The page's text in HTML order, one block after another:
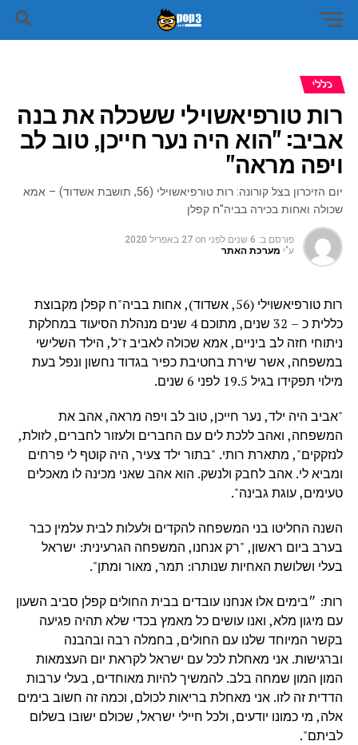
כללי
רות טורפיאשוילי ששכלה את בנה
אביב: "הוא היה נער חייכן, טוב לב
ויפה מראה"
יום הזיכרון בצל קורונה: רות טורפיאשוילי (56, תושבת אשדוד) – אמא
שכולה ואחות בכירה בביה"ח קפלן
פורסם ב: 6 שנים לפני on 27 באפריל 2020
ע"י מערכת האתר
רות טורפיאשוילי (56, אשדוד), אחות בביה"ח קפלן מקבוצת
כללית כ – 32 שנים, מתוכם 4 שנים מנהלת הסיעוד במחלקת
ניתוחי חזה לב ביניים, אמא שכולה לאביב ז"ל, הילד השלישי
במשפחה, אשר שירת בחטיבת כפיר בגדוד נחשון ונפל בעת
מילוי תפקידו בגיל 19.5 לפני 6 שנים.
"אביב היה ילד, נער חייכן, טוב לב ויפה מראה, אהב את
המשפחה, ואהב ללכת לים עם החברים ולעזור לחברים, לזולת,
לנזקקים", מתארת רותי. "בתור ילד צעיר, היה קוטף לי פרחים
ומביא לי. אהב לחבק ולנשק. הוא אהב שאני מכינה לו מאכלים
טעימים, עוגת גבינה".
השנה החליטו בני המשפחה להקדים ולעלות לבית עלמין כבר
בערב ביום ראשון, "רק אנחנו, המשפחה הגרעינית: ישראל
בעלי ושלושת האחיות שנותרו: תמר, מאור ומתן".
רות: ״בימים אלו אנחנו עובדים בבית החולים קפלן סביב השעון
עם מיגון מלא, ואנו עושים כל מאמץ בכדי שלא תהיה פגיעה
בקשר המיוחד שלנו עם החולים, בחמלה רבה ובהבנה
וברגישות. אני מאחלת לכל עם ישראל לקראת יום העצמאות
המון המון שמחה בלב. להמשיך להיות מאוחדים, בעלי ערבות
הדדית זה לזו. אני מאחלת בריאות לכולם, וכמה זה חשוב בימים
אלה, מי כמונו יודעים, ולכל חיילי ישראל, שכולם ישובו בשלום
לביתם".